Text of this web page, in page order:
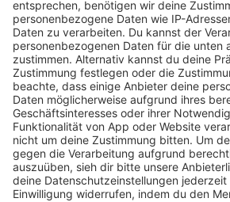
HOME
RADIOS
barba radio
Lagerfeuer
Füße hoch
Schmusekatze